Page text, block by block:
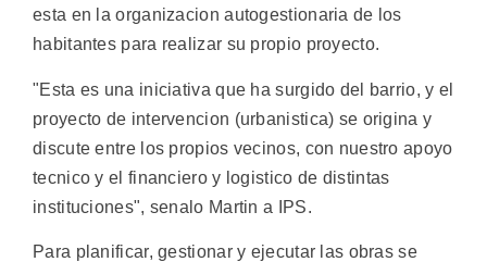
esta en la organizacion autogestionaria de los
habitantes para realizar su propio proyecto.
"Esta es una iniciativa que ha surgido del barrio, y el
proyecto de intervencion (urbanistica) se origina y
discute entre los propios vecinos, con nuestro apoyo
tecnico y el financiero y logistico de distintas
instituciones", senalo Martin a IPS.
Para planificar, gestionar y ejecutar las obras se